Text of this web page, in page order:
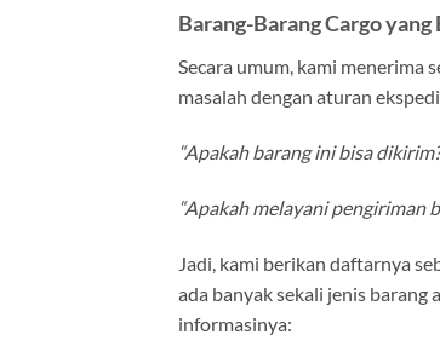
Barang-Barang Cargo
Secara umum, kami menerima
masalah dengan aturan
“Apakah barang ini bisa
“Apakah melayani pengiriman
Jadi, kami berikan daftarnya
ada banyak sekali jenis barang
informasinya: